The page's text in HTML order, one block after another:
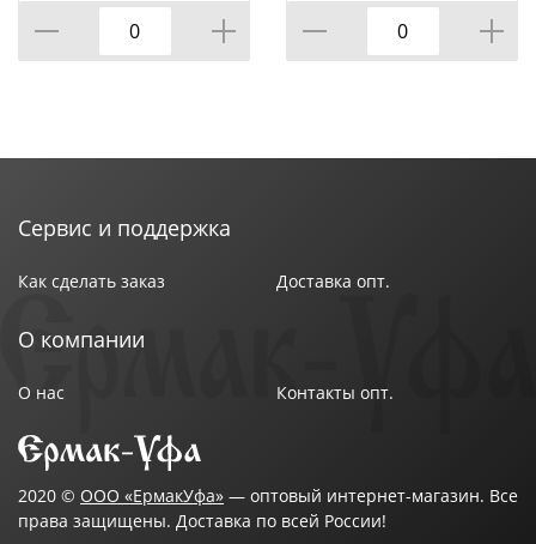
Сервис и поддержка
Как сделать заказ Доставка опт.
О компании
О нас Контакты опт.
2020 © ООО «ЕрмакУфа» — оптовый интернет-магазин. Все
права защищены. Доставка по всей России!